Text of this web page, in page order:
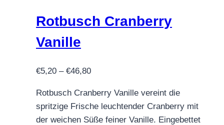
Optionen
können
werden
Rotbusch Cranberry
Vanille
€5,20 – €46,80Preisspanne:
bis
€46,80
Rotbusch Cranberry Vanille vereint die
spritzige Frische leuchtender Cranberry mit
der weichen Süße feiner Vanille. Eingebettet